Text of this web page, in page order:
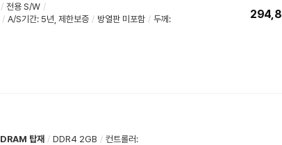
/ 전용 S/W /
/ A/S기간: 5년 제한보증 / 방열판 미포함 / 두께 :
DRAM 탑재 / DDR4 2GB / 컨트롤러 :